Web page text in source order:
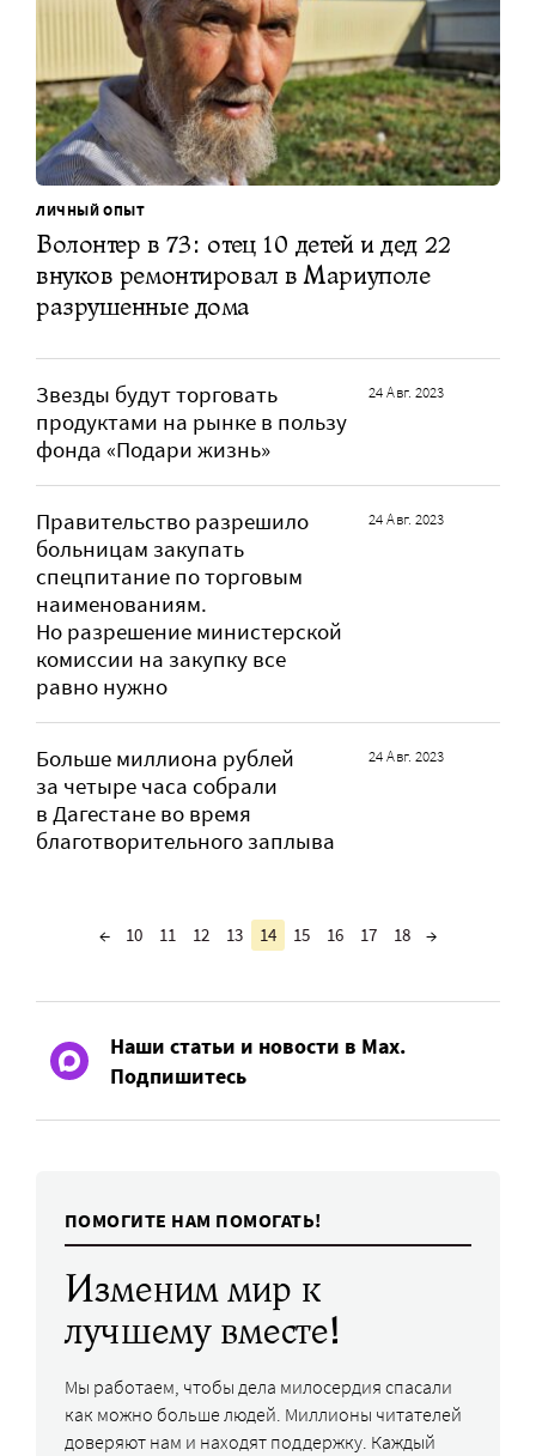
ЛИЧНЫЙ ОПЫТ
Волонтер в 73: отец 10 детей и дед 22
внуков ремонтировал в Мариуполе
разрушенные дома
Звезды будут торговать
продуктами на рынке в пользу
фонда «Подари жизнь»
24 Авг. 2023
Правительство разрешило
больницам закупать
спецпитание по торговым
наименованиям.
Но разрешение министерской
комиссии на закупку все
равно нужно
24 Авг. 2023
Больше миллиона рублей
за четыре часа собрали
в Дагестане во время
благотворительного заплыва
24 Авг. 2023
← 10 11 12 13 14 15 16 17 18 →
Наши статьи и новости в Max.
Подпишитесь
ПОМОГИТЕ НАМ ПОМОГАТЬ!
Изменим мир к
лучшему вместе!
Мы работаем, чтобы дела милосердия спасали
как можно больше людей. Миллионы читателей
доверяют нам и находят поддержку. Каждый